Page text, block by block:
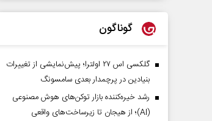
گوناگون
گلکسی اس ۲۷ اولترا؛ پیش‌نمایشی از تغییرات
بنیادین در پرچمدار بعدی سامسونگ
رشد خیره‌کننده بازار توکن‌های هوش مصنوعی
(AI)؛ از هیجان تا زیرساخت‌های واقعی